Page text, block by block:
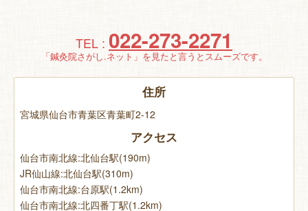
TEL : 022-273-2271
「鍼灸院さがし.ネット」を見たと言うとスムーズです。
住所
宮城県仙台市青葉区青葉町2-12
アクセス
仙台市南北線:北仙台駅(190m)
JR仙山線:北仙台駅(310m)
仙台市南北線:台原駅(1.2km)
仙台市南北線:北四番丁駅(1.2km)